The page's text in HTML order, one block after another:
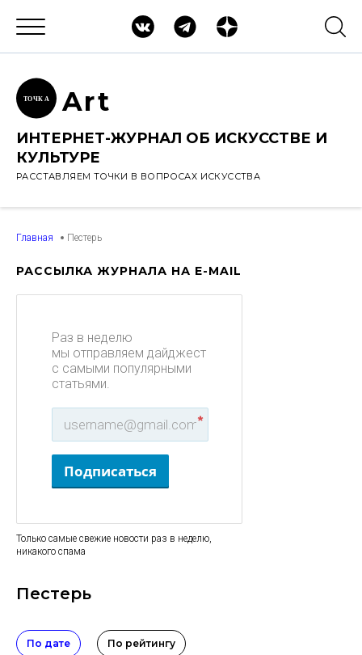
ТОЧК А Art
ИНТЕРНЕТ-ЖУРНАЛ ОБ ИСКУССТВЕ И
КУЛЬТУРЕ
РАССТАВЛЯЕМ ТОЧКИ В ВОПРОСАХ ИСКУССТВА
Главная Пестерь
РАССЫЛКА ЖУРНАЛА НА E-MAIL
Раз в неделю
мы отправляем дайджест
с самыми популярными
статьями.
*
Подписаться
Только самые свежие новости раз в неделю,
никакого спама
Пестерь
По дате По рейтингу